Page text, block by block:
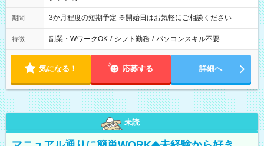
期間 3か月程度の短期予定 ※開始日はお気軽にご相談ください
特徴 副業・WワークOK / シフト勤務 / パソコンスキル不要
気になる！ 応募する 詳細へ
未読